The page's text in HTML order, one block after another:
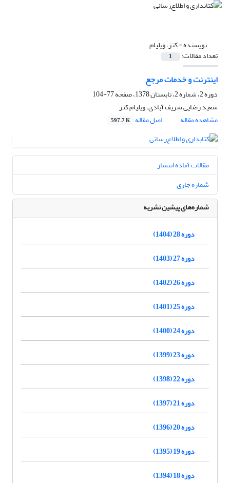
نویسنده =کتز، ویلیام
تعداد مقالات: 1
اینترنت و خدمات مرجع
دوره 2، شماره 2، تابستان 1378، صفحه
77-104
سعید رضایی شریف آبادی، ویلیام کتز
مشاهده مقاله
اصل مقاله 597.7 K
مقالات آماده انتشار
شماره جاری
شماره‌های پیشین نشریه
دوره 28 (1404)
دوره 27 (1403)
دوره 26 (1402)
دوره 25 (1401)
دوره 24 (1400)
دوره 23 (1399)
دوره 22 (1398)
دوره 21 (1397)
دوره 20 (1396)
دوره 19 (1395)
دوره 18 (1394)